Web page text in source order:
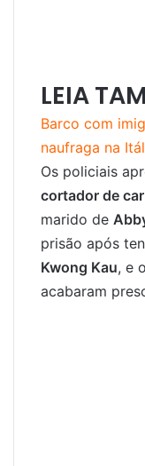
LEIA
Barco com
naufraga na
Os policiais
cortador de
marido de
prisão após
Kwong Kau, e
acabaram